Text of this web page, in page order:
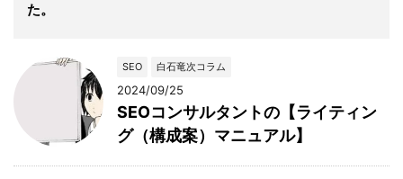
た。
SEO 白石竜次コラム
2024/09/25
SEOコンサルタントの【ライティン
グ（構成案）マニュアル】